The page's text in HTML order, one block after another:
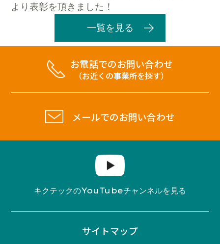
より表彰を頂きました！
一覧を見る
お電話でのお問い合わせ
（お近くの事業所を探す）
メールでのお問い合わせ
キクテックのYouTubeチャンネルを見る
サイトマップ